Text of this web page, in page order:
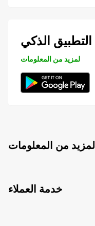
التطبيق الذكي
لمزيد من المعلومات
لمزيد من المعلومات
خدمة العملاء